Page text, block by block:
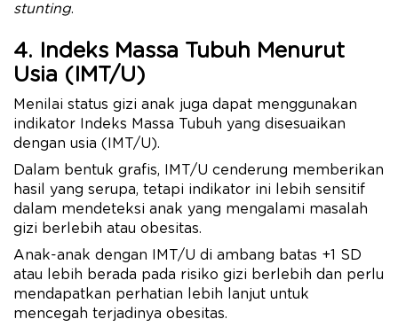
stunting.
4. Indeks Massa Tubuh Menurut
Usia (IMT/U)
Menilai status gizi anak juga dapat menggunakan
indikator Indeks Massa Tubuh yang disesuaikan
dengan usia (IMT/U).
Dalam bentuk grafis, IMT/U cenderung memberikan
hasil yang serupa, tetapi indikator ini lebih sensitif
dalam mendeteksi anak yang mengalami masalah
gizi berlebih atau obesitas.
Anak-anak dengan IMT/U di ambang batas +1 SD
atau lebih berada pada risiko gizi berlebih dan perlu
mendapatkan perhatian lebih lanjut untuk
mencegah terjadinya obesitas.